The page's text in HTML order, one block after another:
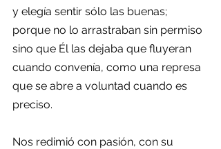
y elegía sentir sólo las buenas;
porque no lo arrastraban sin permiso
sino que Él las dejaba que fluyeran
cuando convenía, como una represa
que se abre a voluntad cuando es
preciso.
Nos redimió con pasión, con su